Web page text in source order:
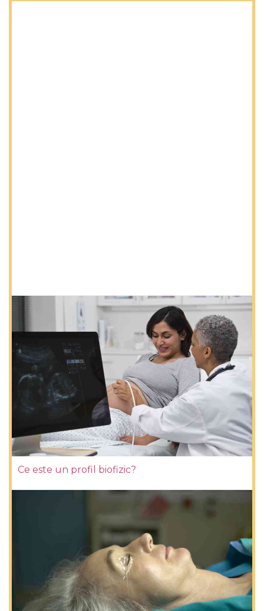
Ce este un profil biofizic?